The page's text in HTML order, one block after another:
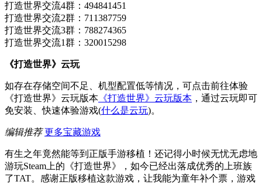
打造世界交流4群：494841451
打造世界交流2群：711387759
打造世界交流3群：788274365
打造世界交流1群：320015298
《打造世界》云玩
如存在存储空间不足、机型配置低等情况，可点击前往体验
《打造世界》云玩版本 《打造世界》云玩版本 ，通过云玩即可
免安装、快速体验游戏(什么是云玩)。
编辑推荐 更多宝藏游戏
有生之年竟然能等到正版手游移植！还记得小时候无忧无虑地
游玩Steam上的《打造世界》，如今已经出落成优秀的上班族
了TAT。感谢正版移植这款游戏，让我能为童年补个票，游戏